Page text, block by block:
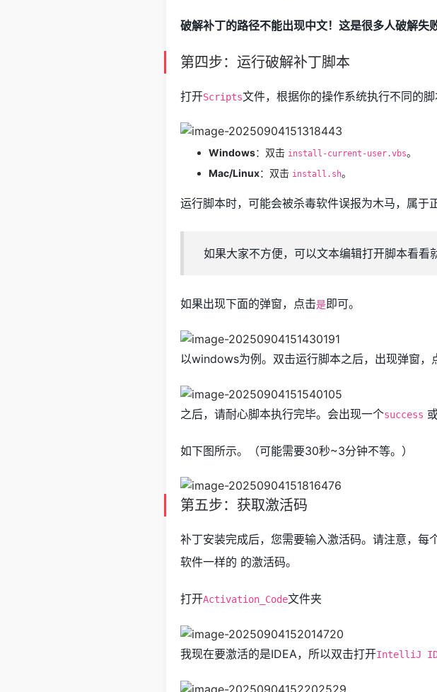
破解补丁的路径不能出现中文！这是很多人破解失
第四步：运行破解补丁脚本
打开Scripts文件，根据你的操作系统执行不同的
Windows：双击 install-current-user.vbs。
Mac/Linux：双击 install.sh。
运行脚本时，可能会被杀毒软件误报为木马，属于
如果大家不方便，可以文本编辑打开脚本看看
如果出现下面的弹窗，点击是即可。
以windows为例。双击运行脚本之后，出现弹窗，
之后，请耐心脚本执行完毕。会出现一个success
如下图所示。（可能需要30秒~3分钟不等。）
第五步：获取激活码
补丁安装完成后，您需要输入激活码。请注意，
软件一样的 的激活码。
打开Activation_Code文件夹
我现在要激活的是IDEA，所以双击打开IntelliJ